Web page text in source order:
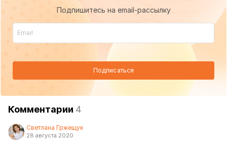
Подпишитесь на email-рассылку
Подписаться
Комментарии 4
Светлана Гржещук
28 августа 2020